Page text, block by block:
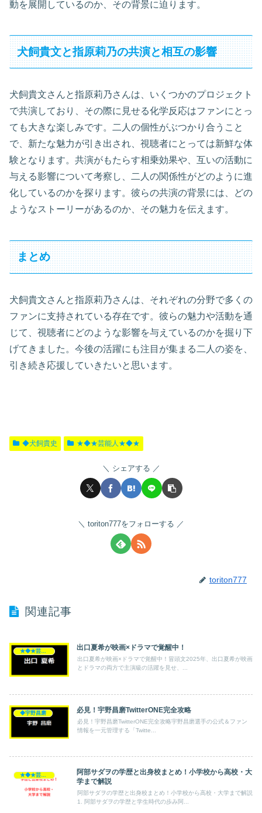
動を展開しているのか、その背景に迫ります。
犬飼貴文と指原莉乃の共演と相互の影響
犬飼貴文さんと指原莉乃さんは、いくつかのプロジェクト
で共演しており、その際に見せる化学反応はファンにとっ
ても大きな楽しみです。二人の個性がぶつかり合うこと
で、新たな魅力が引き出され、視聴者にとっては新鮮な体
験となります。共演がもたらす相乗効果や、互いの活動に
与える影響について考察し、二人の関係性がどのように進
化しているのかを探ります。彼らの共演の背景には、どの
ようなストーリーがあるのか、その魅力を伝えます。
まとめ
犬飼貴文さんと指原莉乃さんは、それぞれの分野で多くの
ファンに支持されている存在です。彼らの魅力や活動を通
じて、視聴者にどのような影響を与えているのかを掘り下
げてきました。今後の活躍にも注目が集まる二人の姿を、
引き続き応援していきたいと思います。
◆犬飼貴史 ★◆★芸能人★◆★
シェアする
toriton777をフォローする
toriton777
関連記事
出口夏希が映画×ドラマで覚醒中！
出口夏希が映画×ドラマで覚醒中！冒頭文2025年、出口夏希が映画
とドラマの両方で主演級の活躍を見せ、...
◆宇野昌磨 必見！宇野昌磨TwitterONE完全攻略
必見！宇野昌磨TwitterONE完全攻略宇野昌磨選手の公式＆ファン
情報を一元管理する「Twitte...
阿部サダヲの学歴と出身校まとめ！小学校から高校・大
学まで解説
阿部サダヲの学歴と出身校まとめ！小学校から高校・大学まで解説
1. 阿部サダヲの学歴と学生時代の歩み阿...